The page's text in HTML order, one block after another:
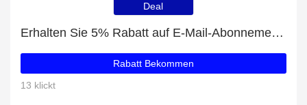
Deal
Erhalten Sie 5% Rabatt auf E-Mail-Abonnements
Rabatt Bekommen
13 klickt